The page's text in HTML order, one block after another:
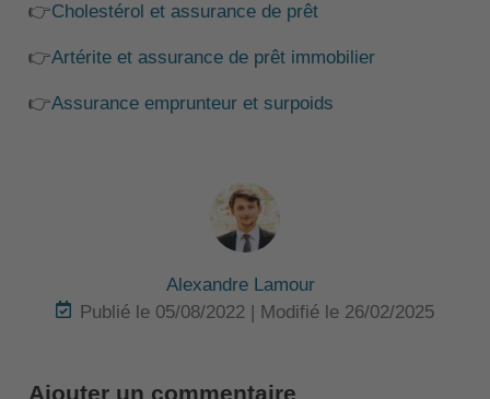
👉Cholestérol et assurance de prêt
👉Artérite et assurance de prêt immobilier
👉Assurance emprunteur et surpoids
Alexandre Lamour
Publié le 05/08/2022 | Modifié le 26/02/2025
Ajouter un commentaire